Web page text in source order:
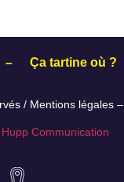
– Ça tartine où ?
/ Mentions légales –
Hupp Communication